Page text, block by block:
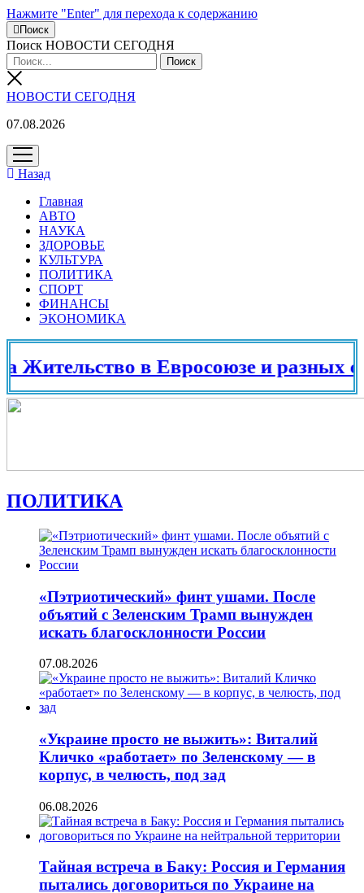
Нажмите "Enter" для перехода к содержанию
Поиск
Поиск НОВОСТИ СЕГОДНЯ
НОВОСТИ СЕГОДНЯ
07.08.2026
открыть
меню
Назад
Главная
АВТО
НАУКА
ЗДОРОВЬЕ
КУЛЬТУРА
ПОЛИТИКА
СПОРТ
ФИНАНСЫ
ЭКОНОМИКА
в Евросоюзе и разных
ПОЛИТИКА
«Пэтриотический» финт ушами. После
объятий с Зеленским Трамп вынужден
искать благосклонности России
07.08.2026
«Украине просто не выжить»: Виталий
Кличко «работает» по Зеленскому — в
корпус, в челюсть, под зад
06.08.2026
Тайная встреча в Баку: Россия и Германия
пытались договориться по Украине на